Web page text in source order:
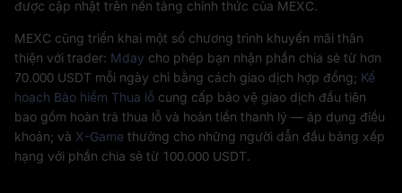
được cập nhật trên nền tảng chính thức của MEXC.
MEXC cũng triển khai một số chương trình khuyến mãi thân
thiện với trader: Mday cho phép bạn nhận phần chia sẻ từ hơn
70.000 USDT mỗi ngày chỉ bằng cách giao dịch hợp đồng; Kế
hoạch Bảo hiểm Thua lỗ cung cấp bảo vệ giao dịch đầu tiên
bao gồm hoàn trả thua lỗ và hoàn tiền thanh lý — áp dụng điều
khoản; và X-Game thưởng cho những người dẫn đầu bảng xếp
hạng với phần chia sẻ từ 100.000 USDT.